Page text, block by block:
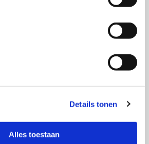
Details tonen
Alles toestaan
de informatie in dit
contact met u op te nemen over